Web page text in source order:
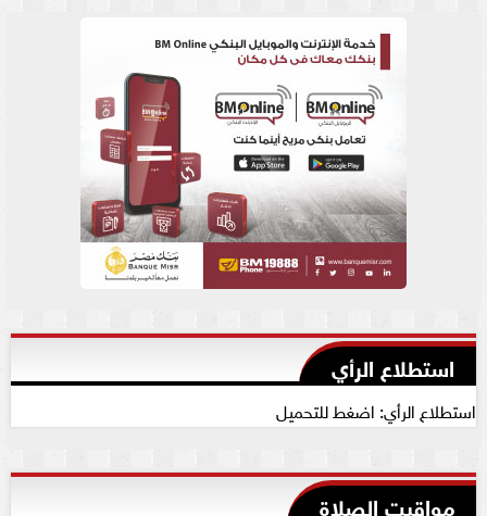
استطلاع الرأي
استطلاع الرأي: اضغط للتحميل
مواقيت الصلاة